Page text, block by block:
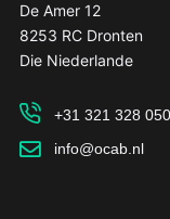
De Amer 12
8253 RC Dronten
Die Niederlande
+31 321 328 050
info@ocab.nl